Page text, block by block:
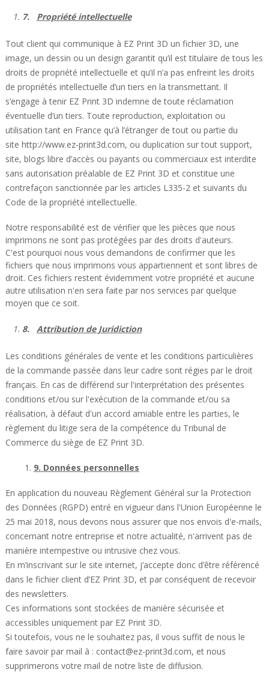
7. Propriété intellectuelle
Tout client qui communique à EZ Print 3D un fichier 3D, une
image, un dessin ou un design garantit qu’il est titulaire de tous les
droits de propriété intellectuelle et qu’il n’a pas enfreint les droits
de propriétés intellectuelle d’un tiers en la transmettant. Il
s’engage à tenir EZ Print 3D indemne de toute réclamation
éventuelle d’un tiers. Toute reproduction, exploitation ou
utilisation tant en France qu’à l’étranger de tout ou partie du
site http://www.ez-print3d.com, ou duplication sur tout support,
site, blogs libre d’accès ou payants ou commerciaux est interdite
sans autorisation préalable de EZ Print 3D et constitue une
contrefaçon sanctionnée par les articles L335-2 et suivants du
Code de la propriété intellectuelle.
Notre responsabilité est de vérifier que les pièces que nous
imprimons ne sont pas protégées par des droits d'auteurs.
C'est pourquoi nous vous demandons de confirmer que les
fichiers que nous imprimons vous appartiennent et sont libres de
droit. Ces fichiers restent évidemment votre propriété et aucune
autre utilisation n'en sera faite par nos services par quelque
moyen que ce soit.
8. Attribution de Juridiction
Les conditions générales de vente et les conditions particulières
de la commande passée dans leur cadre sont régies par le droit
français. En cas de différend sur l'interprétation des présentes
conditions et/ou sur l'exécution de la commande et/ou sa
réalisation, à défaut d'un accord amiable entre les parties, le
règlement du litige sera de la compétence du Tribunal de
Commerce du siège de EZ Print 3D.
1. 9. Données personnelles
En application du nouveau Règlement Général sur la Protection
des Données (RGPD) entré en vigueur dans l'Union Européenne le
25 mai 2018, nous devons nous assurer que nos envois d'e-mails,
concernant notre entreprise et notre actualité, n'arrivent pas de
manière intempestive ou intrusive chez vous.
En m’inscrivant sur le site internet, j’accepte donc d’être référencé
dans le fichier client d’EZ Print 3D, et par conséquent de recevoir
des newsletters.
Ces informations sont stockées de manière sécurisée et
accessibles uniquement par EZ Print 3D.
Si toutefois, vous ne le souhaitez pas, il vous suffit de nous le
faire savoir par mail à : contact@ez-print3d.com, et nous
supprimerons votre mail de notre liste de diffusion.